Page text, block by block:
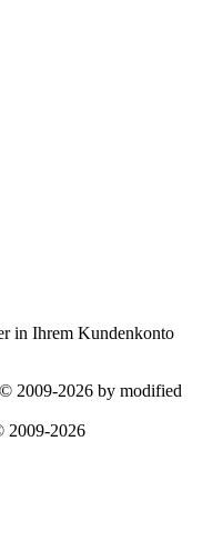
in Ihrem Kundenkonto
2009-2026 by modified
2009-2026